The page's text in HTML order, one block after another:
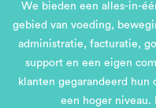
We bieden een alles-in-
gebied van voeding,
administratie, facturatie,
support en een eigen
klanten gegarandeerd
een hoger niveau.